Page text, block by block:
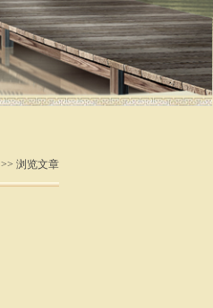
>> 浏览文章